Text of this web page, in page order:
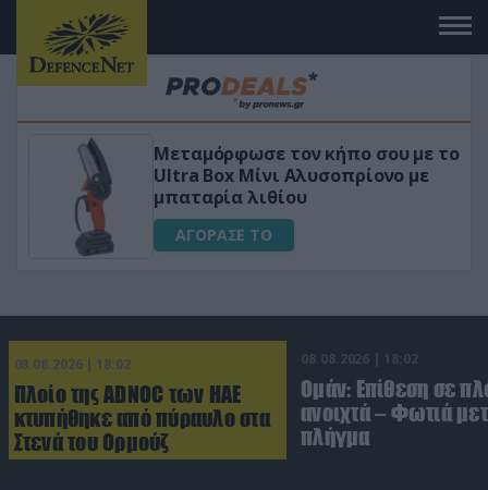
Μεταμόρφωσε τον κήπο σου με το
Ultra Box Μίνι Αλυσοπρίονο με
μπαταρία λιθίου
ΑΓΟΡΑΣΕ ΤΟ
08.08.2026 | 18:02
Πλοίο της ADNOC των ΗΑΕ
κτυπήθηκε από πύραυλο στα
Στενά του Ορμούζ
08.08.2026 | 18:02
Ομάν: Επίθεση σε
ανοιχτά – Φωτιά
πλήγμα